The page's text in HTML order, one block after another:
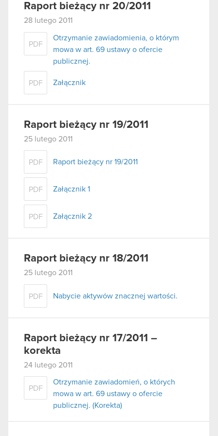
Raport bieżący nr 20/2011
28 lutego 2011
PDF
Otrzymanie zawiadomienia, o którym
mowa w art. 69 ustawy o ofercie
publicznej.
PDF Załącznik
Raport bieżący nr 19/2011
25 lutego 2011
PDF Raport bieżący nr 19/2011
PDF Załącznik 1
PDF Załącznik 2
Raport bieżący nr 18/2011
25 lutego 2011
PDF Nabycie aktywów znacznej wartości.
Raport bieżący nr 17/2011 –
korekta
24 lutego 2011
PDF
Otrzymanie zawiadomień, o których
mowa w art. 69 ustawy o ofercie
publicznej. (Korekta)